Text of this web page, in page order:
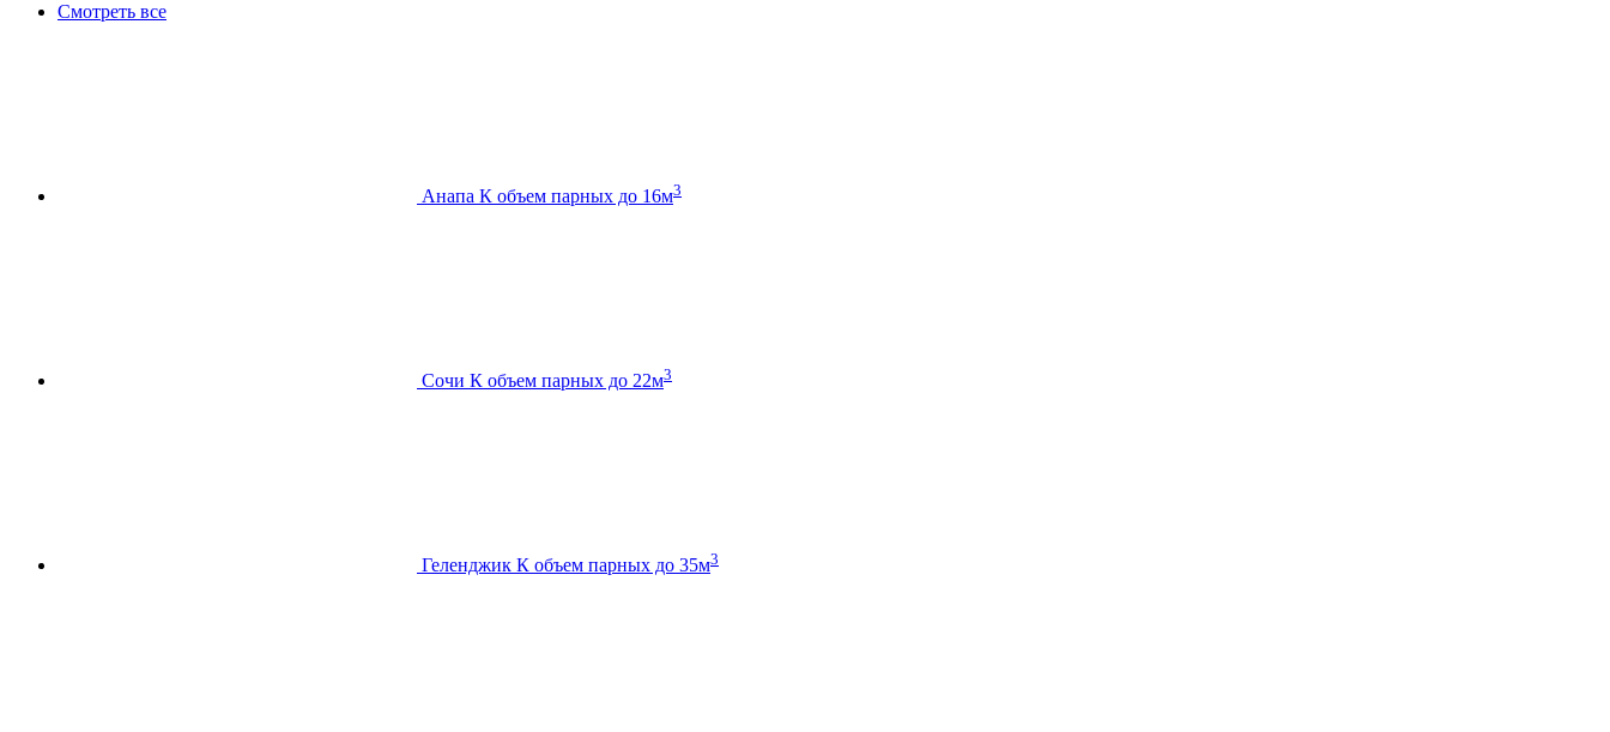
Смотреть все
Анапа К объем парных до 16м3
Сочи К объем парных до 22м3
Геленджик К объем парных до 35м3